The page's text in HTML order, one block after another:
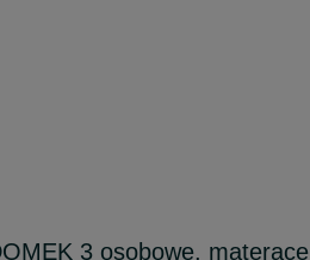
3 osobowe, materace